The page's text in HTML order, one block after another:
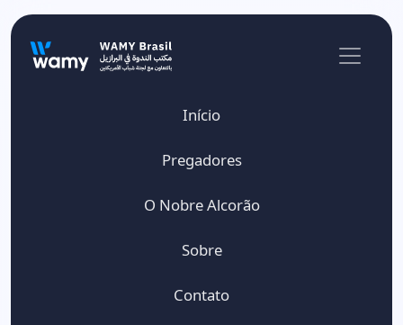
Início
Pregadores
O Nobre Alcorão
Sobre
Contato